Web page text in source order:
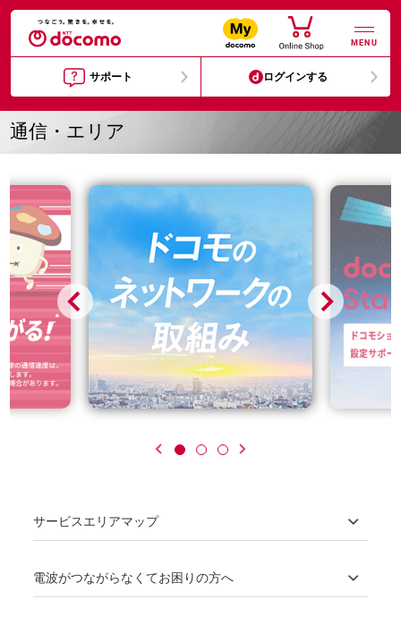
MENU
サポート ログインする
通信・エリア
サービスエリアマップ
電波がつながらなくてお困りの方へ